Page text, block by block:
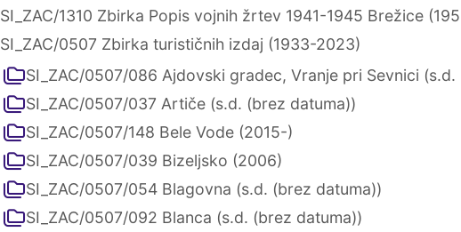
SI_ZAC/1310 Zbirka Popis vojnih žrtev 1941-1945 Brežice
SI_ZAC/0507 Zbirka turističnih izdaj (1933-2023)
SI_ZAC/0507/086 Ajdovski gradec, Vranje pri Sevnici
SI_ZAC/0507/037 Artiče (s.d. (brez datuma))
SI_ZAC/0507/148 Bele Vode (2015-)
SI_ZAC/0507/039 Bizeljsko (2006)
SI_ZAC/0507/054 Blagovna (s.d. (brez datuma))
SI_ZAC/0507/092 Blanca (s.d. (brez datuma))